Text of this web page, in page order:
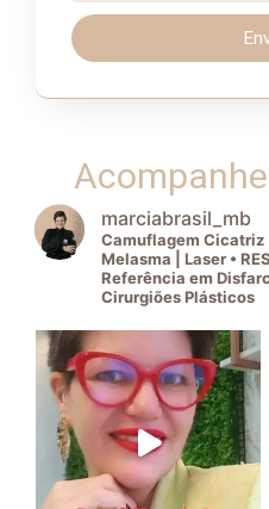
marciabrasil_mb
Camuflagem Cicatriz
Melasma | Laser •
Referência em
Cirurgiões Plásticos